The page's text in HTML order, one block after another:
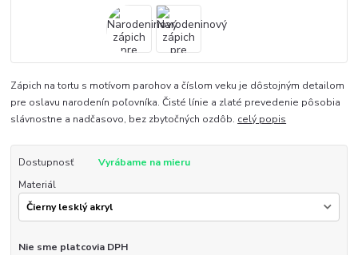
Zápich na tortu s motívom parohov a číslom veku je dôstojným detailom
pre oslavu narodenín poľovníka. Čisté línie a zlaté prevedenie pôsobia
slávnostne a nadčasovo, bez zbytočných ozdôb. celý popis
Dostupnosť
Vyrábame na mieru
Materiál
Nie sme platcovia DPH